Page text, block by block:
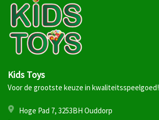
Kids Toys
Voor de grootste keuze in kwaliteitsspeelgoed!
Hoge Pad 7, 3253BH Ouddorp